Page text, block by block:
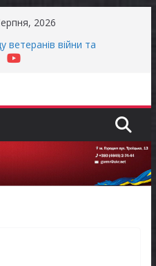
2026
ветеранів війни та
в Городнянській громаді
рада встановила 100-
пільги для територій,
рішення про обов’язкову